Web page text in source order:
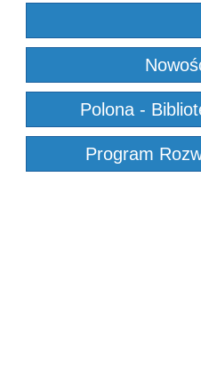
Polona -
Program